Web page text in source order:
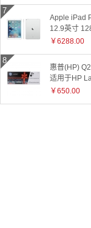
Apple iPad
12.9英寸
ML0Q2CH
￥6288.00
惠普(HP)
适用于HP
Jet1010/
￥650.00